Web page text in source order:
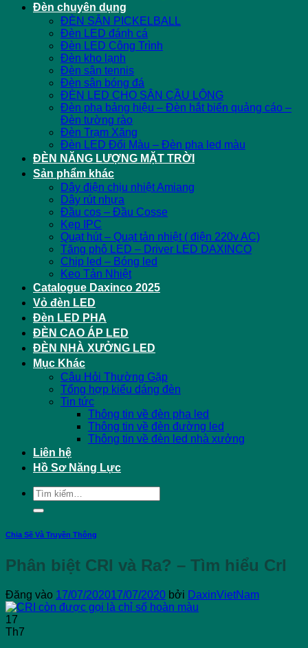
Đèn chuyên dụng
ĐÈN SÂN PICKELBALL
Đèn LED đánh cá
Đèn LED Công Trình
Đèn kho lạnh
Đèn sân tennis
Đèn sân bóng đá
ĐÈN LED CHO SÂN CẦU LÔNG
Đèn pha bảng hiệu – Đèn hắt biển quảng cáo –
Đèn tường rào
Đèn Trạm Xăng
Đèn LED Đổi Màu – Đèn pha led màu
ĐÈN NĂNG LƯỢNG MẶT TRỜI
Sản phẩm khác
Dây điện chịu nhiệt Amiang
Dây rút nhựa
Đầu cos – Đầu Cosse
Kẹp IPC
Quạt hút – Quạt tản nhiệt ( điện 220v AC)
Tăng phô LED – Driver LED DAXINCO
Chip led – Bóng led
Keo Tản Nhiệt
Catalogue Daxinco 2025
Vỏ đèn LED
Đèn LED PHA
ĐÈN CAO ÁP LED
ĐÈN NHÀ XƯỞNG LED
Mục Khác
Câu Hỏi Thường Gặp
Tổng hợp kiểu dáng đèn
Tin tức
Thông tin về đèn pha led
Thông tin về đèn đường led
Thông tin về đèn led nhà xưởng
Liên hệ
Hồ Sơ Năng Lực
Tìm
kiếm:
Chia Sẽ Và Truyền Thông
Phân biệt CRI và Ra? – Tìm hiểu CrI
Đăng vào 17/07/202017/07/2020 bởi DaxinVietNam
17
Th7